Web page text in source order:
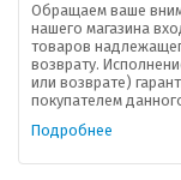
Обращаем ваше
нашего магазина
товаров
возврату.
или возврате)
покупателем
Подробнее
О компании
Ваша скидка
Контактная